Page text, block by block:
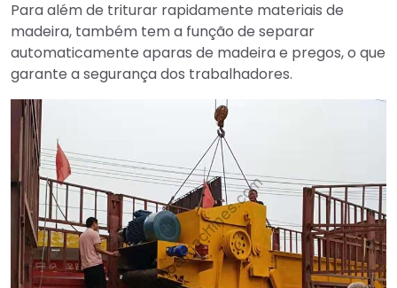
Para além de triturar rapidamente materiais de
madeira, também tem a função de separar
automaticamente aparas de madeira e pregos, o que
garante a segurança dos trabalhadores.